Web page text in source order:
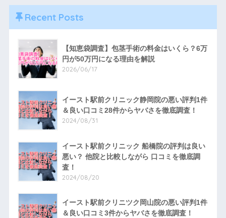
Recent Posts
【知恵袋調査】包茎手術の料金はいくら？6万
円が50万円になる理由を解説
2026/06/17
イースト駅前クリニック静岡院の悪い評判1件
＆良い口コミ28件からヤバさを徹底調査！
2024/08/31
イースト駅前クリニック 船橋院の評判は良い
悪い？ 他院と比較しながら 口コミを徹底調
査！
2024/08/20
イースト駅前クリニツク岡山院の悪い評判1件
＆良い口コミ3件からヤバさを徹底調査！